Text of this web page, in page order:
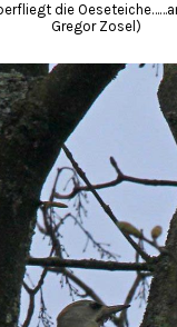
die
Gregor Zosel)